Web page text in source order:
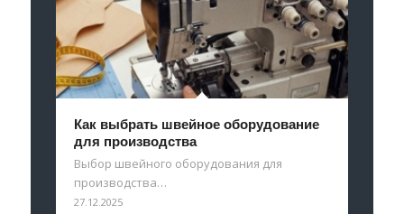
Как выбрать швейное оборудование
для производства
Выбор швейного оборудования для
производства…
27.12.2025